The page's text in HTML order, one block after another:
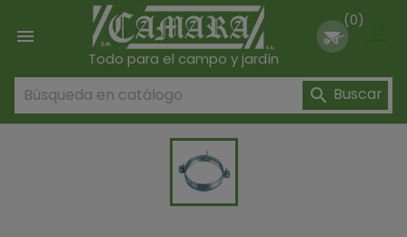

Todo para el campo y jardín
(0)
 Buscar